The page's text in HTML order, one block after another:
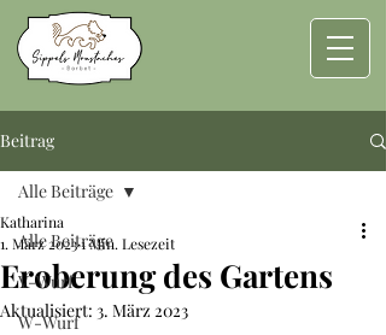
Beitrag
Alle Beiträge
V-Wurf
W-Wurf
Alle Beiträge
Eroberung des Gartens
Katharina
1. März 20231 Min. Lesezeit
Aktualisiert: 3. März 2023